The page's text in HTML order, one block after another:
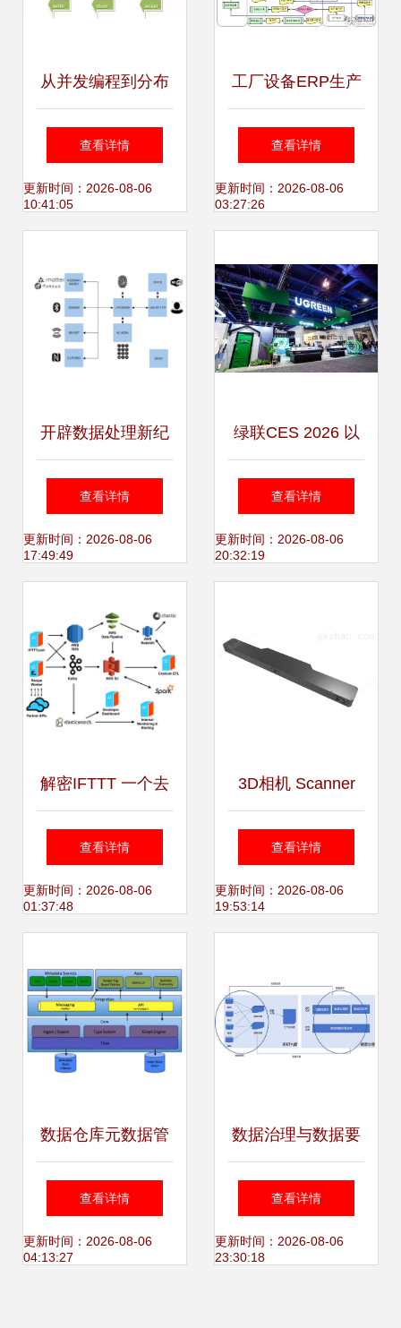
从并发编程到分布
式系统 驾驭海量数
据处理的技术演进
查看详情
更新时间：2026-08-06
10:41:05
工厂设备ERP生产
管理系统的产品设
计 以数据处理为核
查看详情
更新时间：2026-08-06
03:27:26
开辟数据处理新纪
元 智能门禁解决方
案的未来之路
查看详情
更新时间：2026-08-06
17:49:49
绿联CES 2026 以
数据处理为核心，
构筑无缝智能生活
查看详情
更新时间：2026-08-06
20:32:19
解密IFTTT 一个去
中心化的轻量级数
据处理架构
查看详情
更新时间：2026-08-06
01:37:48
3D相机 Scanner
H-XL 数据处理流
程与技术解析
查看详情
更新时间：2026-08-06
19:53:14
数据仓库元数据管
理 驱动计算机系统
服务的核心引擎
查看详情
更新时间：2026-08-06
04:13:27
数据治理与数据要
素市场 驱动数据处
理、交易与入表的
查看详情
更新时间：2026-08-06
23:30:18